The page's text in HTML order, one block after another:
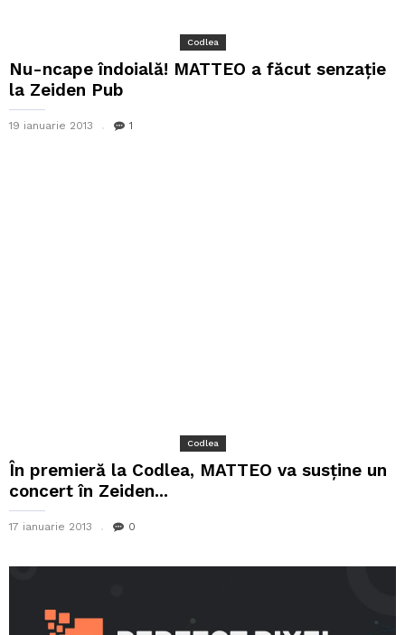
Codlea
Nu-ncape îndoială! MATTEO a făcut senzație
la Zeiden Pub
19 ianuarie 2013 1
Codlea
În premieră la Codlea, MATTEO va susține un
concert în Zeiden...
17 ianuarie 2013 0